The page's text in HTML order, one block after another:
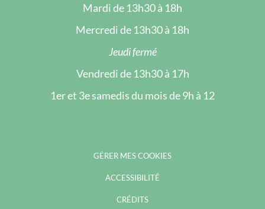
Mardi de 13h30 à 18h
Mercredi de 13h30 à 18h
Jeudi fermé
Vendredi de 13h30 à 17h
1er et 3e samedis du mois de 9h à 12
GÉRER MES COOKIES
ACCESSIBILITÉ
CRÉDITS